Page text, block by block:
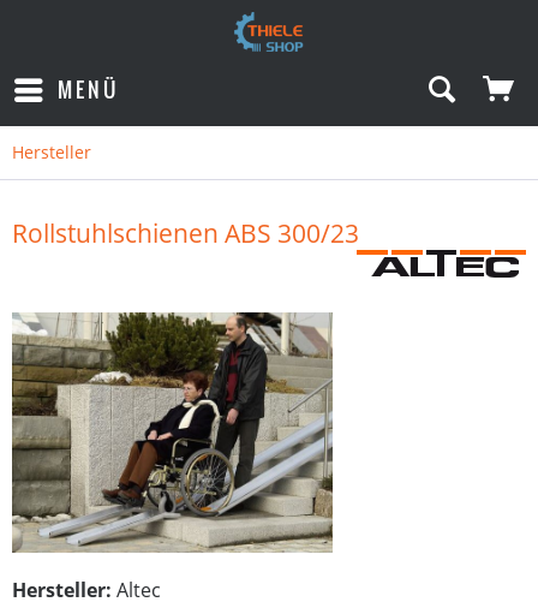
MENÜ
Hersteller
Rollstuhlschienen ABS 300/23
Hersteller: Altec